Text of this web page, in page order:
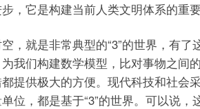
，它是构建当前人类文明体系的重
，就是非常典型的“3”的世界，有了
我们构建数学模型，比对事物之间
提供极大的方便。现代科技和社会
位，都是基于“3”的世界。可以说，